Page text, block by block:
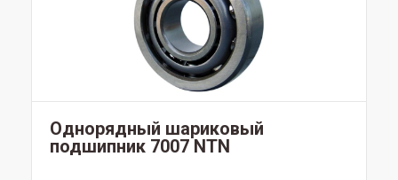
Однорядный шариковый
подшипник 7007 NTN